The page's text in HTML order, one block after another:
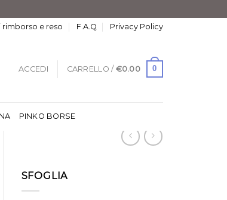
rimborso e reso F.A.Q Privacy Policy
ACCEDI CARRELLO / €0.00 0
PINKO BORSE
SFOGLIA